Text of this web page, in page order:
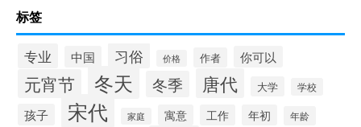
标签
专业 中国 习俗 价格 作者 你可以
元宵节 冬天 冬季 唐代 大学 学校
孩子 宋代 家庭 寓意 工作 年初 年龄